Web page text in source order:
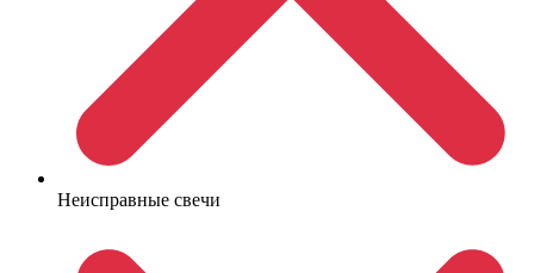
Неисправные свечи